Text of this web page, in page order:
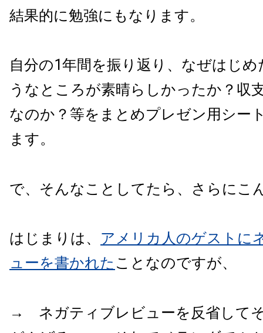
結果的に勉強にもなります。
自分の1年間を振り返り、なぜはじ
うなところが素晴らしかったか？収
なのか？等をまとめプレゼン用シー
ます。
で、そんなことしてたら、さらにこ
はじまりは、 アメリカ人のゲストに
ューを書かれた ことなのですが、
→ ネガティブレビューを反省して